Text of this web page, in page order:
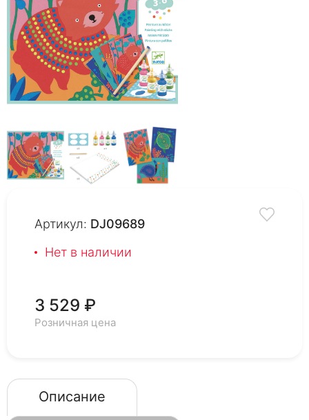
Артикул: DJ09689
Нет в наличии
3 529 ₽
Розничная цена
Описание